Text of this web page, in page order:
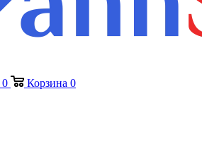
0 Корзина 0